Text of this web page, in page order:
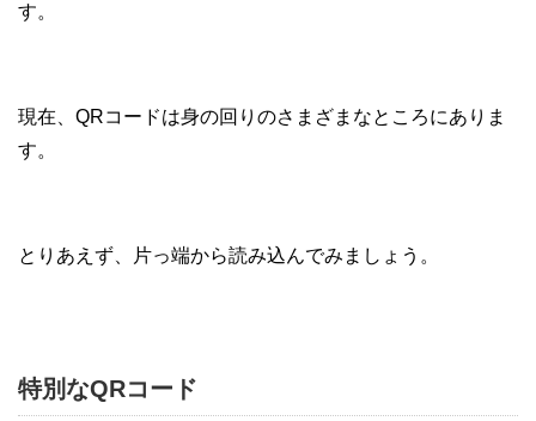
す。
現在、QRコードは身の回りのさまざまなところにありま
す。
とりあえず、片っ端から読み込んでみましょう。
特別なQRコード